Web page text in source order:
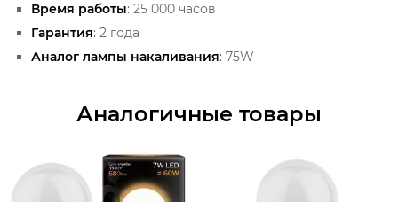
Время работы: 25 000 часов
Гарантия: 2 года
Аналог лампы накаливания: 75W
Аналогичные товары